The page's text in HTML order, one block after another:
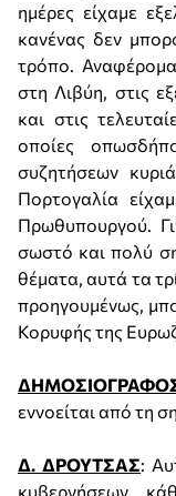
ημέρες είχαμε
κανένας δεν
τρόπο.
στη Λιβύη, στις
και στις
οποίες
συζητήσεων
Πορτογαλία
Πρωθυπουργού.
σωστό και πολύ
θέματα, αυτά τα
προηγουμένως,
Κορυφής της
εννοείται από τη
Δ. ΔΡΟΥΤΣΑΣ:
κυβερνήσεων